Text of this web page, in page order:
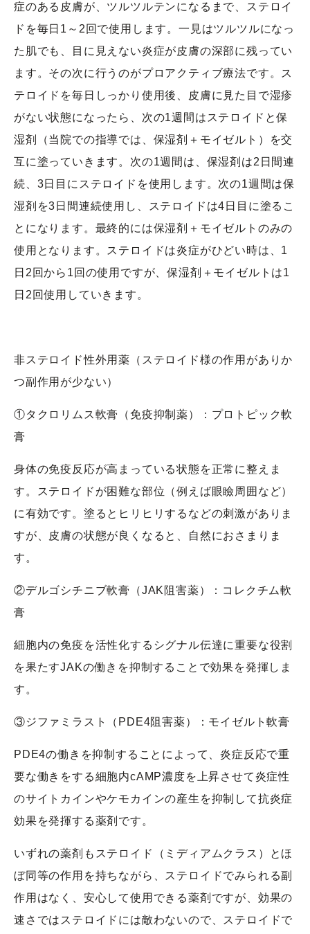
症のある皮膚が、ツルツルテンになるまで、ステロイ
ドを毎日1～2回で使用します。一見はツルツルになっ
た肌でも、目に見えない炎症が皮膚の深部に残ってい
ます。その次に行うのがプロアクティブ療法です。ス
テロイドを毎日しっかり使用後、皮膚に見た目で湿疹
がない状態になったら、次の1週間はステロイドと保
湿剤（当院での指導では、保湿剤＋モイゼルト）を交
互に塗っていきます。次の1週間は、保湿剤は2日間連
続、3日目にステロイドを使用します。次の1週間は保
湿剤を3日間連続使用し、ステロイドは4日目に塗るこ
とになります。最終的には保湿剤＋モイゼルトのみの
使用となります。ステロイドは炎症がひどい時は、1
日2回から1回の使用ですが、保湿剤＋モイゼルトは1
日2回使用していきます。
非ステロイド性外用薬（ステロイド様の作用がありか
つ副作用が少ない）
①タクロリムス軟膏（免疫抑制薬）：プロトピック軟
膏
身体の免疫反応が高まっている状態を正常に整えま
す。ステロイドが困難な部位（例えば眼瞼周囲など）
に有効です。塗るとヒリヒリするなどの刺激がありま
すが、皮膚の状態が良くなると、自然におさまりま
す。
②デルゴシチニブ軟膏（JAK阻害薬）：コレクチム軟
膏
細胞内の免疫を活性化するシグナル伝達に重要な役割
を果たすJAKの働きを抑制することで効果を発揮しま
す。
③ジファミラスト（PDE4阻害薬）：モイゼルト軟膏
PDE4の働きを抑制することによって、炎症反応で重
要な働きをする細胞内cAMP濃度を上昇させて炎症性
のサイトカインやケモカインの産生を抑制して抗炎症
効果を発揮する薬剤です。
いずれの薬剤もステロイド（ミディアムクラス）とほ
ぼ同等の作用を持ちながら、ステロイドでみられる副
作用はなく、安心して使用できる薬剤ですが、効果の
速さではステロイドには敵わないので、ステロイドで